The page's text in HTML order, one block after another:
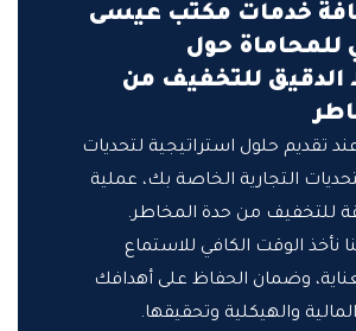
خدمات مكتب عيسى
للمحاماة حول
الدقيق للتخفيف من
عند تقديم حلول استراتيجية لتحديات
التجارية الخاصة بك، عملية
للتخفيف من حدة المخاطر.
نأخذ الوقت الكافي للاستماع
وضمان الحفاظ على أهدافك
والهيكلية وتحقيقها.